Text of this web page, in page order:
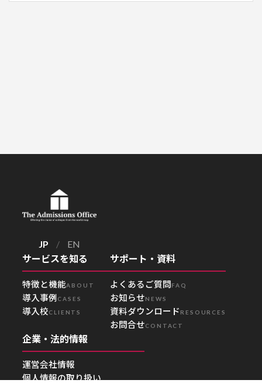
JP /
EN
サービスを知る
特徴と機能ABOUT
導入事例CASES
導入校CLIENTS
サポート・資料
よくあるご質問FAQ
お知らせNEWS
資料ダウンロード RESOURCES
お問合せCONTACT
企業・法的情報
運営会社情報
個人情報の取り扱い